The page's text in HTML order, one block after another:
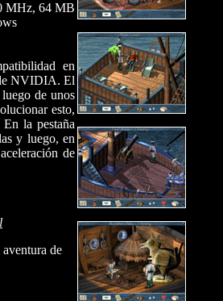
MHz, 64 MB
en
NVIDIA. El
de unos
esto,
la pestaña
y luego, en
de
de